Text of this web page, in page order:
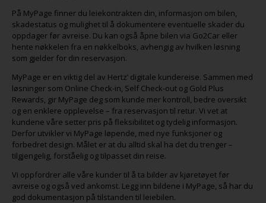
På MyPage finner du leiekontrakten din, informasjon om bilen,
skadestatus og mulighet til å dokumentere eventuelle skader du
oppdager før avreise. Du kan også åpne bilen via Go2Car eller
hente nøkkelen fra en nøkkelboks, avhengig av hvilken løsning
som gjelder for din reservasjon.
MyPage er en viktig del av Hertz’ digitale kundereise. Sammen med
løsninger som Online Check-in, Self Check-out og Gold Plus
Rewards, gir MyPage deg som kunde mer kontroll, bedre oversikt
og en enklere opplevelse – fra reservasjon til retur. Vi vet at
kundene våre setter pris på fleksibilitet og tydelig informasjon.
Derfor utvikler vi MyPage løpende, med nye funksjoner og
forbedret design. Målet er at du alltid skal ha det du trenger –
tilgjengelig, forståelig og tilpasset din reise.
Vi oppfordrer alle våre kunder til å ta bilder av kjøretøyet før
avreise og også ved ankomst. Legg inn bildene i MyPage, så har du
god dokumentasjon på tilstanden til leiebilen.